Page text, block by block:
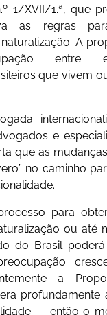
1/XVII/1.ª, que
as regras
A
entre
que vivem
e
que as
no caminho
para
ou até
do Brasil
a
— então o